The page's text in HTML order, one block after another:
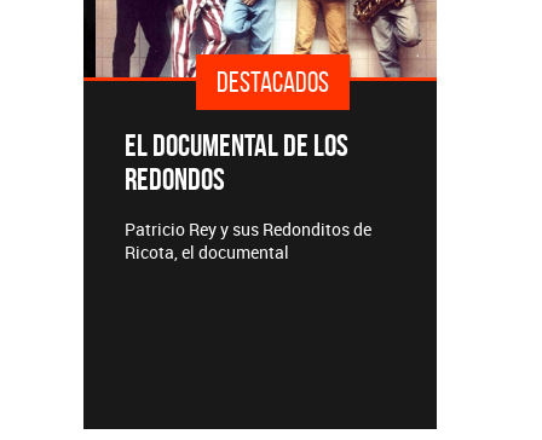
DESTACADOS
EL DOCUMENTAL DE LOS
REDONDOS
Patricio Rey y sus Redonditos de
Ricota, el documental